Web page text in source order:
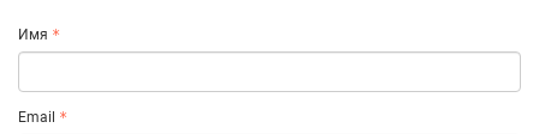
Имя
Email